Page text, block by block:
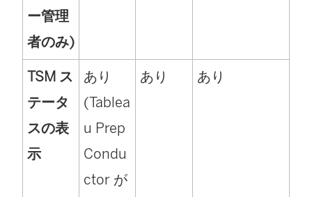
ー管理
者のみ)
TSM ス
テータ
スの表
示
あり
(Tablea
u Prep
Condu
ctor が
あり あり